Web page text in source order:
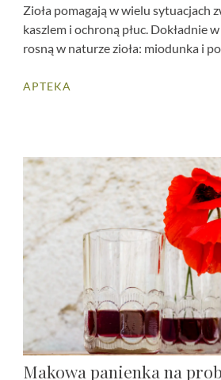
Zioła pomagają w wielu sytuacjach
kaszlem i ochroną płuc. Dokładnie
rosną w naturze zioła: miodunka i
APTEKA
Makowa panienka na